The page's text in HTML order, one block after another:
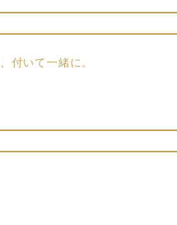
付いて一緒に。